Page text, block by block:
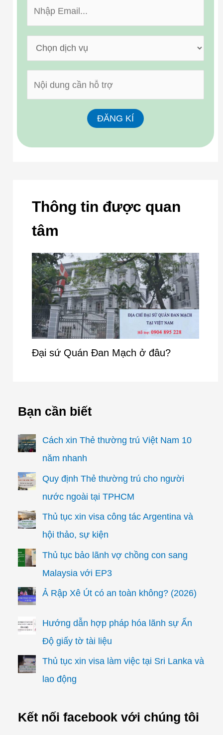
Thông tin được quan
tâm
Đại sứ Quán Đan Mạch ở đâu?
Bạn cần biết
Cách xin Thẻ thường trú Việt Nam 10
năm nhanh
Quy định Thẻ thường trú cho người
nước ngoài tại TPHCM
Thủ tục xin visa công tác Argentina và
hội thảo, sự kiện
Thủ tục bảo lãnh vợ chồng con sang
Malaysia với EP3
Ả Rập Xê Út có an toàn không? (2026)
Hướng dẫn hợp pháp hóa lãnh sự Ấn
Độ giấy tờ tài liệu
Thủ tục xin visa làm việc tại Sri Lanka và
lao động
Kết nối facebook với chúng tôi